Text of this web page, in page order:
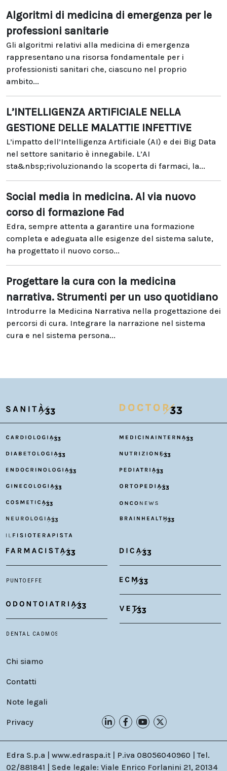
Algoritmi di medicina di emergenza per le
professioni sanitarie
Gli algoritmi relativi alla medicina di emergenza
rappresentano una risorsa fondamentale per i
professionisti sanitari che, ciascuno nel proprio
ambito...
L’INTELLIGENZA ARTIFICIALE NELLA
GESTIONE DELLE MALATTIE INFETTIVE
L’impatto dell’Intelligenza Artificiale (AI) e dei Big Data
nel settore sanitario è innegabile. L’AI
sta&nbsp;rivoluzionando la scoperta di farmaci, la...
Social media in medicina. Al via nuovo
corso di formazione Fad
Edra, sempre attenta a garantire una formazione
completa e adeguata alle esigenze del sistema salute,
ha progettato il nuovo corso...
Progettare la cura con la medicina
narrativa. Strumenti per un uso quotidiano
Introdurre la Medicina Narrativa nella progettazione dei
percorsi di cura. Integrare la narrazione nel sistema
cura e nel sistema persona...
Chi siamo
Contatti
Note legali
Privacy
Edra S.p.a | www.edraspa.it | P.iva 08056040960 | Tel.
02/881841 | Sede legale: Viale Enrico Forlanini 21, 20134